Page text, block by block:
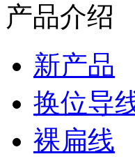
产品介绍
新产品
换位导
裸扁线